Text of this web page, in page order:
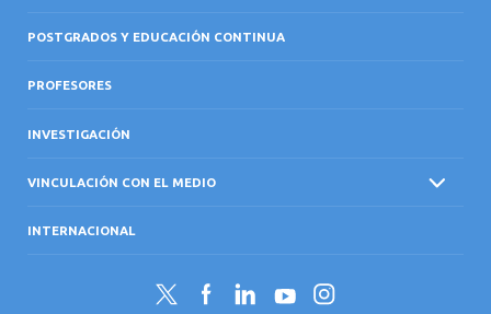
POSTGRADOS Y EDUCACIÓN CONTINUA
PROFESORES
INVESTIGACIÓN
VINCULACIÓN CON EL MEDIO
INTERNACIONAL
Twitter FacebookLinkedInYouTubeInstagram